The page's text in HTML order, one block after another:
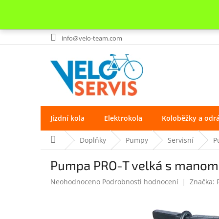
Přejít
na
info@velo-team.com
Jízdní kola Elektrokola Koloběžky a
Domů Doplňky Pumpy Servisní
Pumpa PRO-T velká s
Průměrné
Neohodnoceno Podrobnosti hodnocení Značka: